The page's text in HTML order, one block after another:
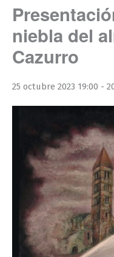
niebla del
Cazurro
25 octubre 2023 19:00 -